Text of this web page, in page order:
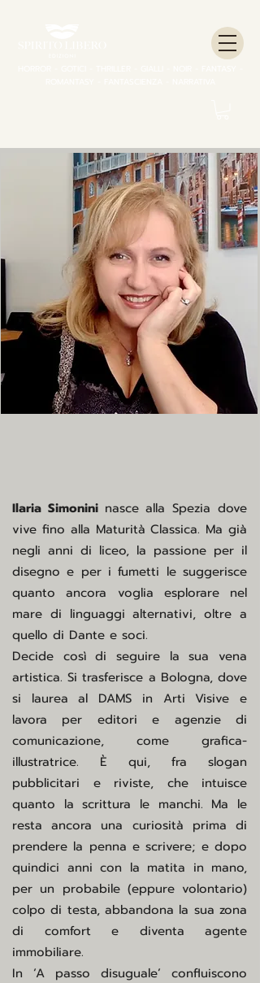
Ilaria Simonini nasce alla Spezia dove
vive fino alla Maturità Classica. Ma già
negli anni di liceo, la passione per il
disegno e per i fumetti le suggerisce
quanto ancora voglia esplorare nel
mare di linguaggi alternativi, oltre a
quello di Dante e soci.
Decide così di seguire la sua vena
artistica. Si trasferisce a Bologna, dove
si laurea al DAMS in Arti Visive e
lavora per editori e agenzie di
comunicazione, come grafica-
illustratrice. È qui, fra slogan
pubblicitari e riviste, che intuisce
quanto la scrittura le manchi. Ma le
resta ancora una curiosità prima di
prendere la penna e scrivere; e dopo
quindici anni con la matita in mano,
per un probabile (eppure volontario)
colpo di testa, abbandona la sua zona
di comfort e diventa agente
immobiliare.
In ‘A passo disuguale’ confluiscono